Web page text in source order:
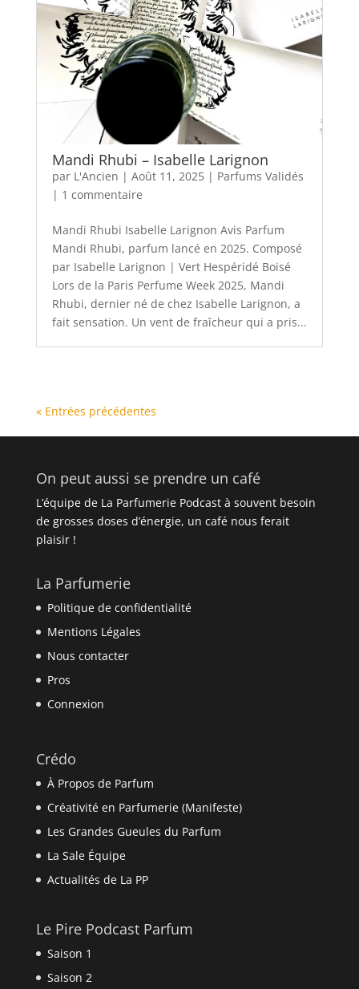
Mandi Rhubi – Isabelle Larignon
par L'Ancien | Août 11, 2025| Parfums Validés
| 1 commentaire
Mandi Rhubi Isabelle Larignon Avis Parfum
Mandi Rhubi, parfum lancé en 2025. Composé
par Isabelle Larignon | Vert Hespéridé Boisé
Lors de la Paris Perfume Week 2025, Mandi
Rhubi, dernier né de chez Isabelle Larignon, a
fait sensation. Un vent de fraîcheur qui a pris...
« Entrées précédentes
On peut aussi se prendre un café
L’équipe de La Parfumerie Podcast à souvent besoin
de grosses doses d’énergie, un café nous ferait
plaisir !
La Parfumerie
Politique de confidentialité
Mentions Légales
Nous contacter
Pros
Connexion
Crédo
À Propos de Parfum
Créativité en Parfumerie (Manifeste)
Les Grandes Gueules du Parfum
La Sale Équipe
Actualités de La PP
Le Pire Podcast Parfum
Saison 1
Saison 2